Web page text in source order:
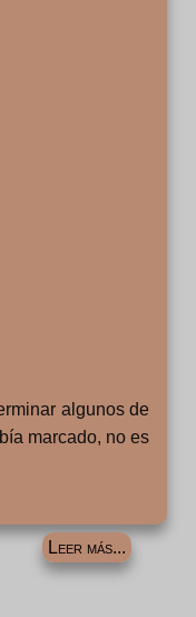
algunos de
marcado, no es
Leer más...